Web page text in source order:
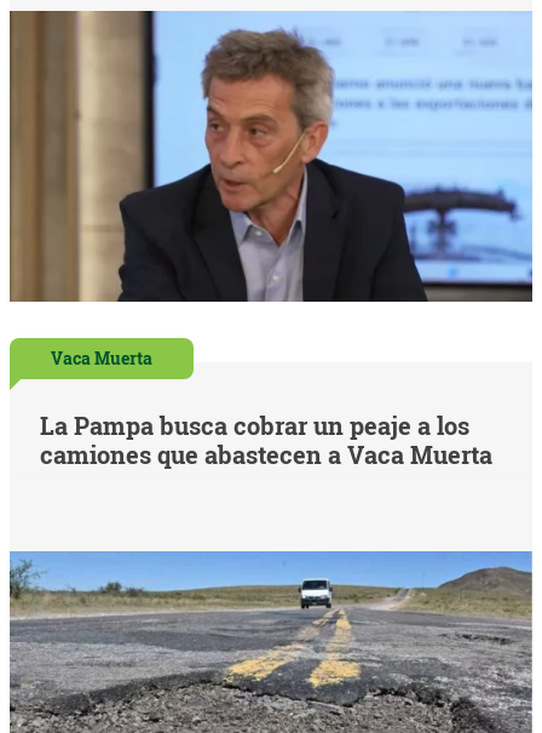
Vaca Muerta
La Pampa busca cobrar un peaje a los
camiones que abastecen a Vaca Muerta